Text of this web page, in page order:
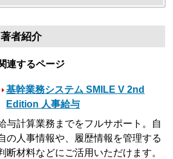
者紹介
連するページ
基幹業務システム SMILE V 2nd
Edition 人事給与
与計算業務までをフルサポート。自
の人事情報や、履歴情報を管理する
断材料などにご活用いただけます。